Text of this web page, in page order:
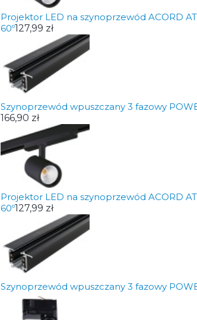
Projektor LED na szynoprzewód ACORD
60º127,99 zł
Szynoprzewód wpuszczany 3 fazowy
166,90 zł
Projektor LED na szynoprzewód ACORD
60º127,99 zł
Szynoprzewód wpuszczany 3 fazowy